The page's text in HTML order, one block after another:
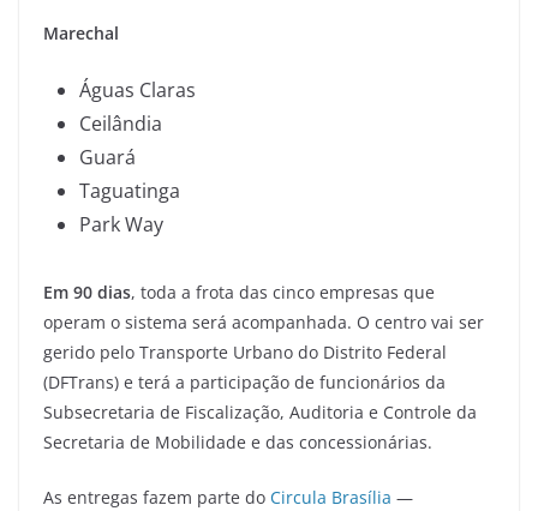
Marechal
Águas Claras
Ceilândia
Guará
Taguatinga
Park Way
Em 90 dias, toda a frota das cinco empresas que
operam o sistema será acompanhada. O centro vai ser
gerido pelo Transporte Urbano do Distrito Federal
(DFTrans) e terá a participação de funcionários da
Subsecretaria de Fiscalização, Auditoria e Controle da
Secretaria de Mobilidade e das concessionárias.
As entregas fazem parte do Circula Brasília —